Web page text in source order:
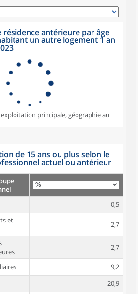
résidence antérieure par âge
un autre logement 1 an
exploitation principale, géographie au
de 15 ans ou plus selon le
actuel ou antérieur
0,5
et
2,7
2,7
9,2
20,9